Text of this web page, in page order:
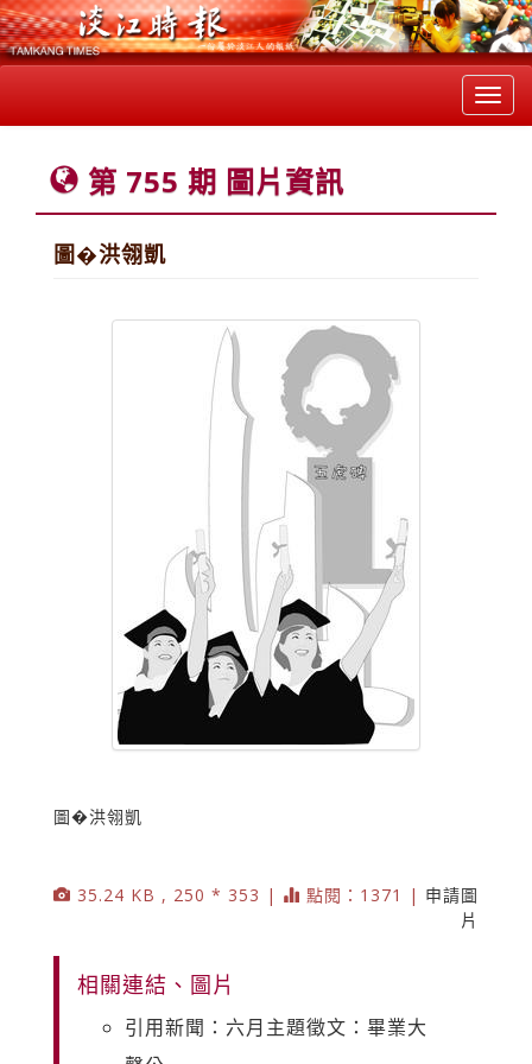
第 755 期 圖片資訊
圖�洪翎凱
圖�洪翎凱
35.24 KB , 250 * 353 | 點閱：1371 | 申請圖
片
相關連結、圖片
引用新聞：六月主題徵文：畢業大